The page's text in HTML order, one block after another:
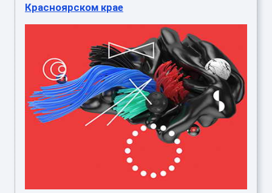
Красноярском крае